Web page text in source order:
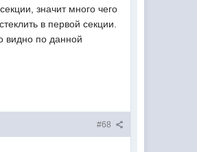
значит много чего
в первой секции.
видно по данной
#68